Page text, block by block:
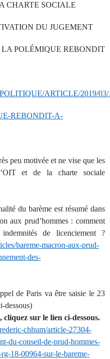
CHARTE SOCIALE
DU JUGEMENT
POLÉMIQUE REBONDIT
ARTICLE/2019/
REBONDIT-A-
peu motivée et ne vise que les
et de la charte sociale
du barème est résumé dans
aux prud’hommes : comment
de licenciement ?
bareme-macron-aux-prud-
des-
de Paris va être saisie le 23
dessous)
sur le lien ci-dessous.
chhum/article-27304-
du-conseil-de-prud-hommes-
18-00964-sur-le-bareme-